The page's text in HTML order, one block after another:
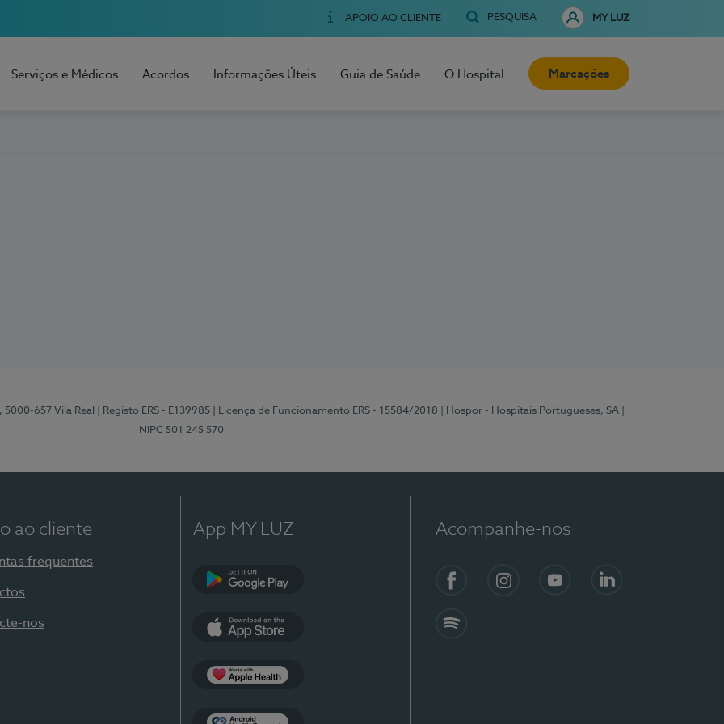
APOIO AO CLIENTE PESQUISA MY LUZ
Serviços e Médicos Acordos Informações Úteis Guia de Saúde O Hospital Marcações
5000-657 Vila Real | Registo ERS - E139985 | Licença de Funcionamento ERS - 15584/2018 | Hospor - Hospitais Portugueses, SA
NIPC 501 245 570
ao cliente
frequentes
nos
App MY LUZ Acompanhe-nos